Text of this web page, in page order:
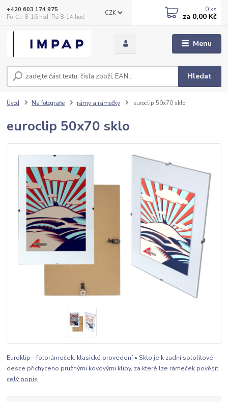
Menu
CZK
Hledat
+420 603 174 975
Po-Čt, 8-16 hod. Pá 8-14 hod.
0 ks
za 0,00 Kč
Úvod Na fotografie rámy a rámečky euroclip 50x70 sklo
euroclip 50x70 sklo
Euroklip - fotorámeček, klasické provedení • Sklo je k zadní sololitové
desce přichyceno pružnými kovovými klipy, za které lze rámeček pověsit.
celý popis